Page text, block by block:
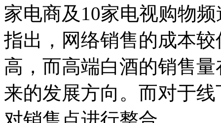
家电商及10家电视购物
指出，网络销售的成本
高，而高端白酒的销售
来的发展方向。而对于